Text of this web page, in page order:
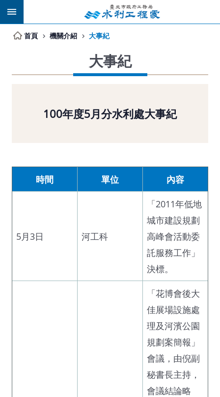
跳到主要內容區塊
首頁 機關介紹 大事紀
大事紀
100年度5月分水利處大事紀
時間 單位 內容
5月3日 河工科
「2011年低地
城市建設規劃
高峰會活動委
託服務工作」
決標。
「花博會後大
佳展場設施處
理及河濱公園
規劃案簡報」
會議，由倪副
秘書長主持，
會議結論略